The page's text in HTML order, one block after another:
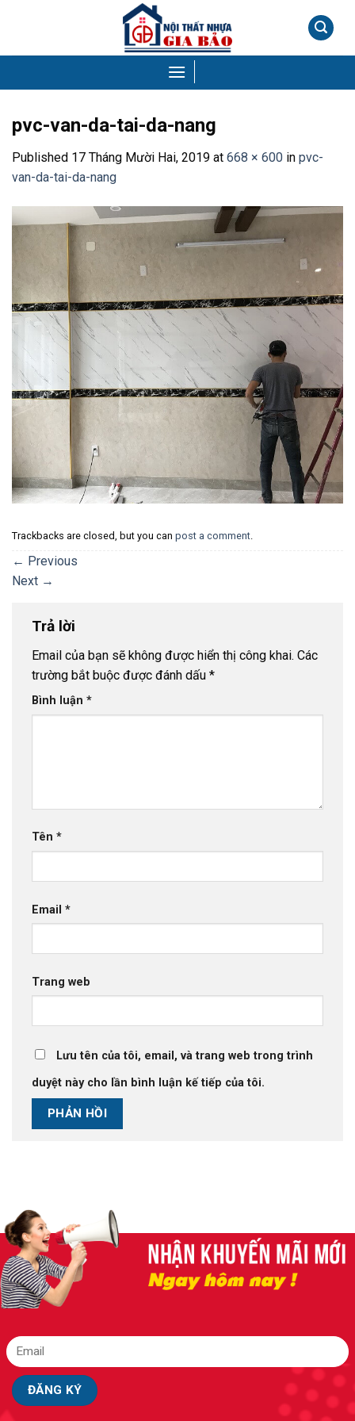
pvc-van-da-tai-da-nang
Published 17 Tháng Mười Hai, 2019 at 668 × 600 in pvc-
van-da-tai-da-nang
Trackbacks are closed, but you can post a comment
← Previous
Next →
Trả lời
Email của bạn sẽ không được hiển thị công khai. Các
trường bắt buộc được đánh dấu *
Bình luận *
Tên *
Email *
Trang web
Lưu tên của tôi, email, và trang web trong trình
duyệt này cho lần bình luận kế tiếp của tôi.